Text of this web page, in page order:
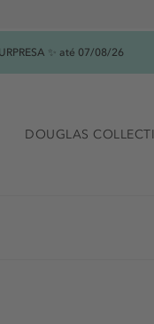
✨ até 07/08/26
DOUGLAS